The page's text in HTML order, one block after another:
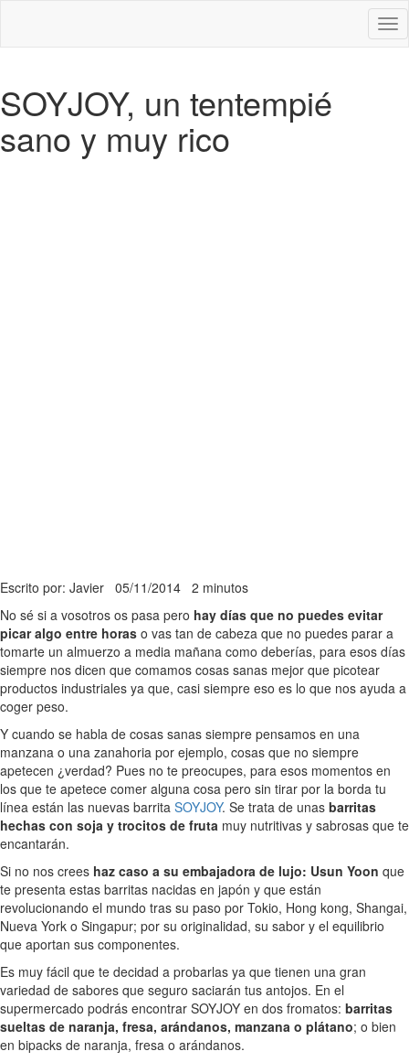
SOYJOY, un tentempié
sano y muy rico
Escrito por: Javier 05/11/2014 2 minutos
No sé si a vosotros os pasa pero hay días que no puedes evitar
picar algo entre horas o vas tan de cabeza que no puedes parar a
tomarte un almuerzo a media mañana como deberías, para esos días
siempre nos dicen que comamos cosas sanas mejor que picotear
productos industriales ya que, casi siempre eso es lo que nos ayuda a
coger peso.
Y cuando se habla de cosas sanas siempre pensamos en una
manzana o una zanahoria por ejemplo, cosas que no siempre
apetecen ¿verdad? Pues no te preocupes, para esos momentos en
los que te apetece comer alguna cosa pero sin tirar por la borda tu
línea están las nuevas barrita SOYJOY. Se trata de unas barritas
hechas con soja y trocitos de fruta muy nutritivas y sabrosas que te
encantarán.
Si no nos crees haz caso a su embajadora de lujo: Usun Yoon que
te presenta estas barritas nacidas en japón y que están
revolucionando el mundo tras su paso por Tokio, Hong kong, Shangai,
Nueva York o Singapur; por su originalidad, su sabor y el equilibrio
que aportan sus componentes.
Es muy fácil que te decidad a probarlas ya que tienen una gran
variedad de sabores que seguro saciarán tus antojos. En el
supermercado podrás encontrar SOYJOY en dos fromatos: barritas
sueltas de naranja, fresa, arándanos, manzana o plátano; o bien
en bipacks de naranja, fresa o arándanos.